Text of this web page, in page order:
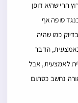
הרי שהיא דופן
סופה אף
כמו שהיה
הדבר
לאמצעית, אבל
נחשב כסתום